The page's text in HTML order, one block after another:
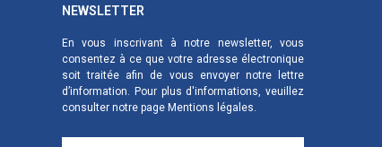
NEWSLETTER
En vous inscrivant à notre newsletter, vous
consentez à ce que votre adresse électronique
soit traitée afin de vous envoyer notre lettre
d’information. Pour plus d'informations, veuillez
consulter notre page Mentions légales.